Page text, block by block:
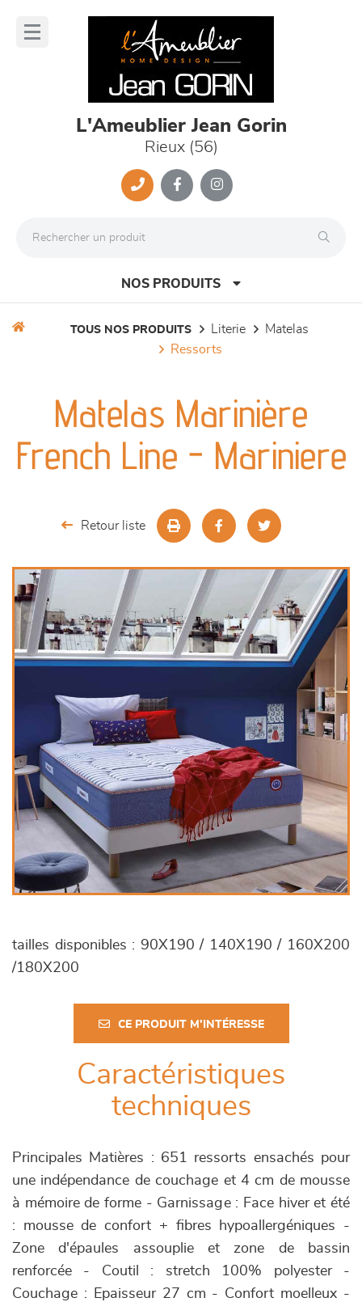
L'Ameublier Jean Gorin
Rieux (56)
NOS PRODUITS
séjours
meubles de complément
décoration
TOUS NOS PRODUITS literie
matelas
ressorts
Matelas Marinière
French Line - Mariniere
Retour liste
tailles disponibles : 90X190 / 140X190 / 160X200
/180X200
CE PRODUIT M'INTÉRESSE
Caractéristiques
techniques
Principales Matières : 651 ressorts ensachés pour
une indépendance de couchage et 4 cm de mousse
à mémoire de forme - Garnissage : Face hiver et été
: mousse de confort + fibres hypoallergéniques -
Zone d'épaules assouplie et zone de bassin
renforcée - Coutil : stretch 100% polyester -
Couchage : Epaisseur 27 cm - Confort moelleux -